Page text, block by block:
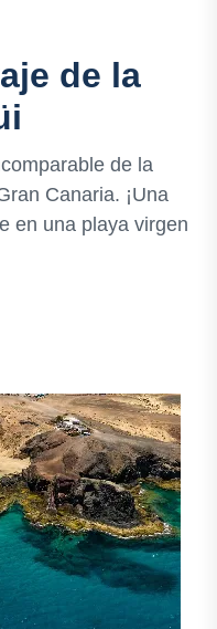
de la
de la
Canaria. ¡Una
en una playa virgen